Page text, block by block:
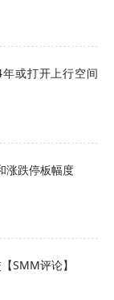
applicatio
们在昆山等
或打开上行空间
涨跌停板幅度
SMM评论】